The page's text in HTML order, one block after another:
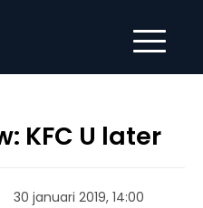
KFC U later
30 januari 2019, 14:00